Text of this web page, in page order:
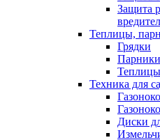
Защита
Теплицы,
Грядки
Парники
Теплицы
Техника для
Диски